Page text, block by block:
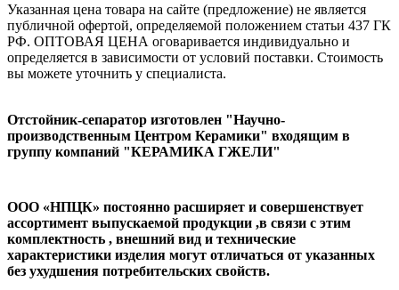
Указанная цена товара на сайте (предложение) не является
публичной офертой, определяемой положением статьи 437 ГК
РФ. ОПТОВАЯ ЦЕНА оговаривается индивидуально и
определяется в зависимости от условий поставки. Стоимость
вы можете уточнить у специалиста.
Отстойник-сепаратор изготовлен "Научно-
производственным Центром Керамики" входящим в
группу компаний "КЕРАМИКА ГЖЕЛИ"
ООО «НПЦК» постоянно расширяет и совершенствует
ассортимент выпускаемой продукции ,в связи с этим
комплектность , внешний вид и технические
характеристики изделия могут отличаться от указанных
без ухудшения потребительских свойств.